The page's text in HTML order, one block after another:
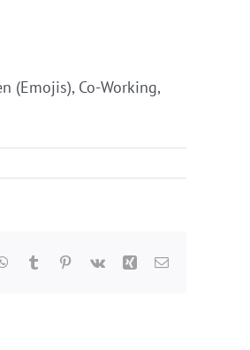
(Emojis), Co-Working,
WhatsApp
Tumblr Pinterest
Vk Xing E-